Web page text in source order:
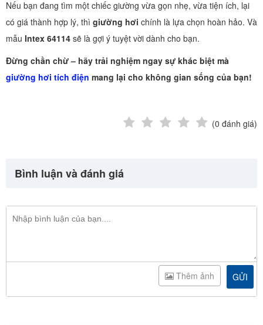
Nếu bạn đang tìm một chiếc giường vừa gọn nhẹ, vừa tiện ích, lại
có giá thành hợp lý, thì giường hơi chính là lựa chọn hoàn hảo. Và
mẫu Intex 64114 sẽ là gợi ý tuyệt vời dành cho bạn.
Đừng chần chừ – hãy trải nghiệm ngay sự khác biệt mà
giường hơi tích điện mang lại cho không gian sống của bạn!
(0 đánh giá)
Bình luận và đánh giá
GỬI
Thêm ảnh